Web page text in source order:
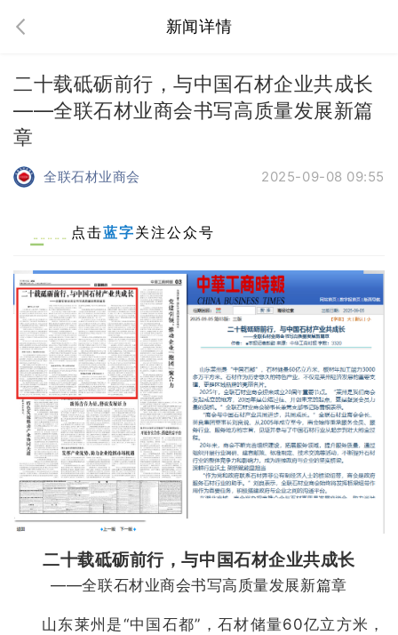
新闻详情
二十载砥砺前行，与中国石材企业共成长
——全联石材业商会书写高质量发展新篇
章
全联石材业商会 2025-09-08 09:55
点击蓝字关注公众号
二十载砥砺前行，与中国石材企业共成长
——全联石材业商会书写高质量发展新篇章
山东莱州是“中国石都”，石材储量60亿立方米，